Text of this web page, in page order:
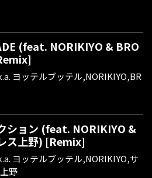
(feat. NORIKIYO & BRO
ヨッテルブッテル,NORIKIYO,BR
ション (feat. NORIKIYO &
ス上野) [Remix]
ヨッテルブッテル,NORIKIYO,サ
野